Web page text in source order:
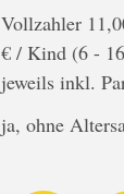
Vollzahler
€ / Kind (6 -
jeweils inkl.
ja, ohne